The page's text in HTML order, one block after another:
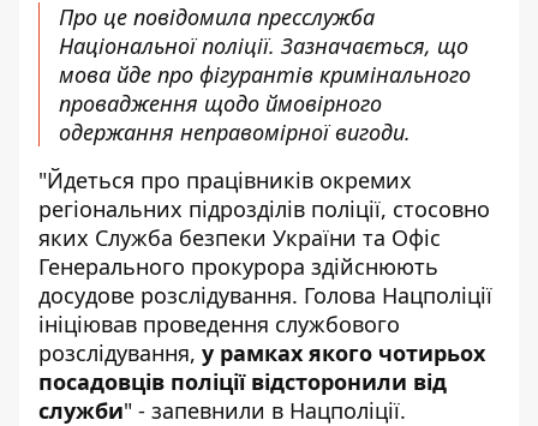
Про це повідомила пресслужба
Національної поліції. Зазначається, що
мова йде про фігурантів кримінального
провадження щодо ймовірного
одержання неправомірної вигоди.
"Йдеться про працівників окремих
регіональних підрозділів поліції, стосовно
яких Служба безпеки України та Офіс
Генерального прокурора здійснюють
досудове розслідування. Голова Нацполіції
ініціював проведення службового
розслідування, у рамках якого чотирьох
посадовців поліції відсторонили від
служби" - запевнили в Нацполіції.